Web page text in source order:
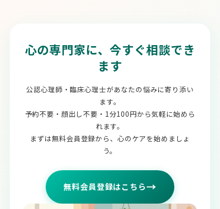
心の専門家に、今すぐ相談でき
ます
公認心理師・臨床心理士があなたの悩みに寄り添い
ます。
予約不要・顔出し不要・1分100円から気軽に始めら
れます。
まずは無料会員登録から、心のケアを始めましょ
う。
無料会員登録はこちら→